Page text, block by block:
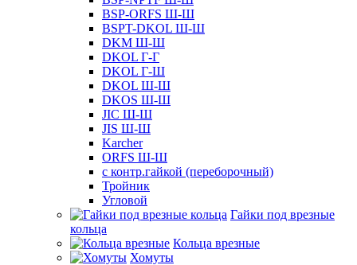
BSP-ORFS Ш-Ш
BSPT-DKOL Ш-Ш
DKM Ш-Ш
DKOL Г-Г
DKOL Г-Ш
DKOL Ш-Ш
DKOS Ш-Ш
JIC Ш-Ш
JIS Ш-Ш
Karcher
ORFS Ш-Ш
с контр.гайкой (переборочный)
Тройник
Угловой
Гайки под врезные
кольца
Кольца врезные
Хомуты